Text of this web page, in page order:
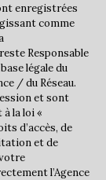
18,21 %
32,78 %
45,45 %
62,26 %
0 %
enregistrées
comme
Responsable
légale du
/ du Réseau.
et sont
la loi «
d’accès, de
et de
l’Agence